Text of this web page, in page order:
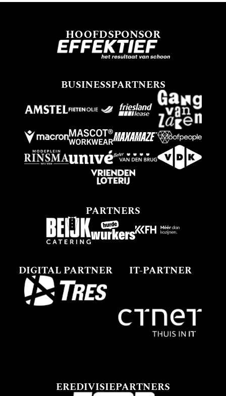
HOOFDSPONSOR
BUSINESSPARTNERS
PARTNERS
DIGITAL PARTNER IT-PARTNER
EREDIVISIEPARTNERS